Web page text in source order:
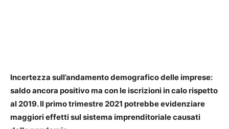
Incertezza sull’andamento demografico delle imprese:
saldo ancora positivo ma con le iscrizioni in calo rispetto
al 2019. Il primo trimestre 2021 potrebbe evidenziare
maggiori effetti sul sistema imprenditoriale causati